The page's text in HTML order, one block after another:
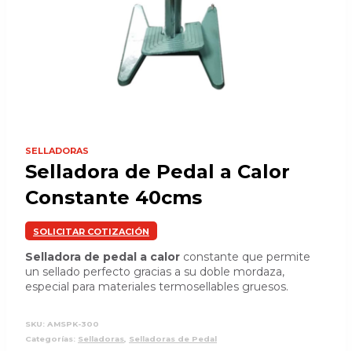
SELLADORAS
Selladora de Pedal a Calor
Constante 40cms
SOLICITAR COTIZACIÓN
Selladora de pedal a calor constante que permite
un sellado perfecto gracias a su doble mordaza,
especial para materiales termosellables gruesos.
SKU: AMSPK-300
Categorías: Selladoras, Selladoras de Pedal